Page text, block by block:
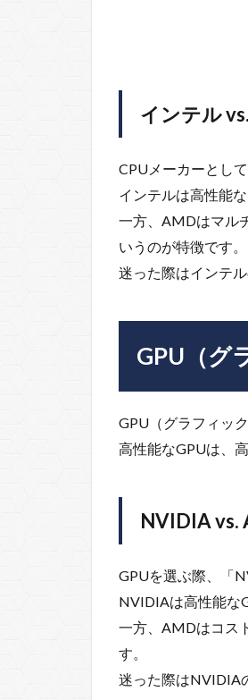
インテル
CPUメーカーとし
インテルは高性能
一方、AMDはマル
いうのが特徴です。
迷った際はインテ
GPU（グ
GPU（グラフィッ
高性能なGPUは、
NVIDIA vs.
GPUを選ぶ際、「
NVIDIAは高性能な
一方、AMDはコス
す。
迷った際はNVIDIA